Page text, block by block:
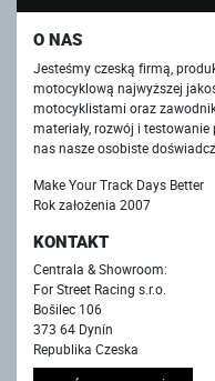
O NAS
Jesteśmy czeską firmą,
motocyklową najwyższej
motocyklistami oraz
materiały, rozwój i
nas nasze osobiste
Make Your Track Days Better
Rok założenia 2007
KONTAKT
Centrala & Showroom:
For Street Racing s.r.o.
Bošilec 106
373 64 Dynín
Republika Czeska